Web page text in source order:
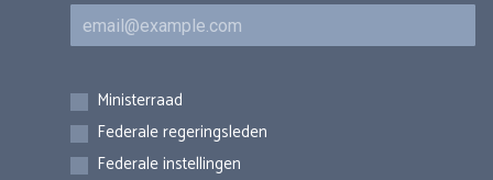
E-mail
Inschrijvingen
Ministerraad
Federale regeringsleden
Federale instellingen